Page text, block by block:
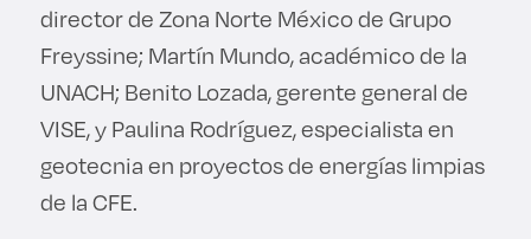
director de Zona Norte México de Grupo
Freyssine; Martín Mundo, académico de la
UNACH; Benito Lozada, gerente general de
VISE, y Paulina Rodríguez, especialista en
geotecnia en proyectos de energías limpias
de la CFE.